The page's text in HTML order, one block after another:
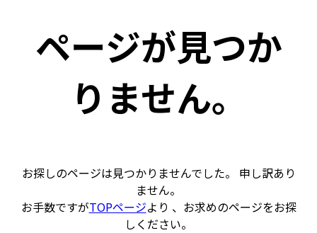
ページが見つか
りません。
お探しのページは見つかりませんでした。 申し訳あり
ません。
お手数ですがTOPページより 、お求めのページをお探
しください。